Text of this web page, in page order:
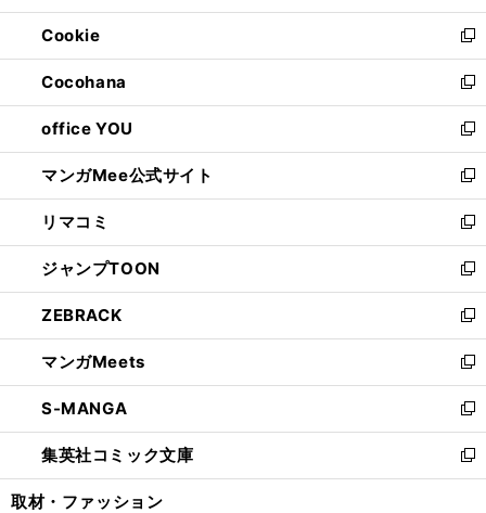
開
く
ウ
で
開
く
ン
ド
ウ
で
開
く
ウ
ィ
ン
ド
ウ
で
開
く
Cookie
新
し
い
ウ
ィ
ン
ド
ウ
で
開
く
Cocohana
新
し
い
ウ
ィ
ン
ド
ウ
で
開
く
office YOU
新
し
い
ウ
ィ
ン
ド
ウ
で
開
く
マンガMee公式サイト
新
し
い
ウ
ィ
ン
ド
ウ
で
開
く
リマコミ
新
し
い
ウ
ィ
ン
ド
ウ
で
開
く
ジャンプTOON
新
し
い
ウ
ィ
ン
ド
ウ
で
開
ZEBRACK
新
し
い
ウ
ィ
ン
ド
ウ
マンガMeets
新
し
い
ウ
ィ
ン
S-MANGA
新
し
い
ウ
集英社コミック文庫
新
し
取材・ファッション